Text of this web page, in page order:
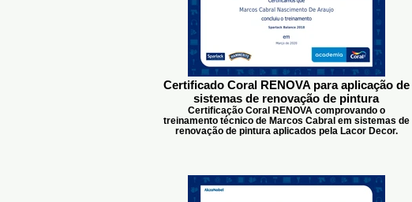
Certificado Coral RENOVA para aplicação de
sistemas de renovação de pintura
Certificação Coral RENOVA comprovando o
treinamento técnico de Marcos Cabral em sistemas de
renovação de pintura aplicados pela Lacor Decor.